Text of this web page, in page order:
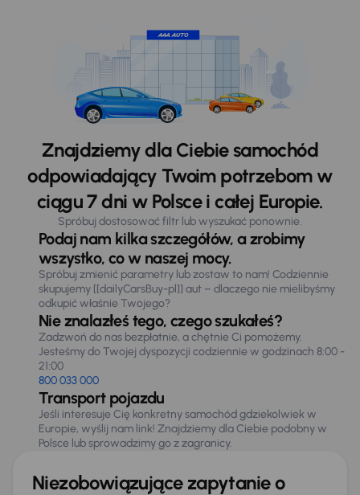
Znajdziemy dla Ciebie samochód
odpowiadający Twoim potrzebom w
ciągu 7 dni w Polsce i całej Europie.
Spróbuj dostosować filtr lub wyszukać ponownie.
Podaj nam kilka szczegółów, a zrobimy
wszystko, co w naszej mocy.
Spróbuj zmienić parametry lub zostaw to nam! Codziennie
skupujemy [[dailyCarsBuy-pl]] aut – dlaczego nie mielibyśmy
odkupić właśnie Twojego?
Nie znalazłeś tego, czego szukałeś?
Zadzwoń do nas bezpłatnie, a chętnie Ci pomożemy.
Jesteśmy do Twojej dyspozycji codziennie w godzinach 8:00 -
21:00
800 033 000
Transport pojazdu
Jeśli interesuje Cię konkretny samochód gdziekolwiek w
Europie, wyślij nam link! Znajdziemy dla Ciebie podobny w
Polsce lub sprowadzimy go z zagranicy.
Niezobowiązujące zapytanie o